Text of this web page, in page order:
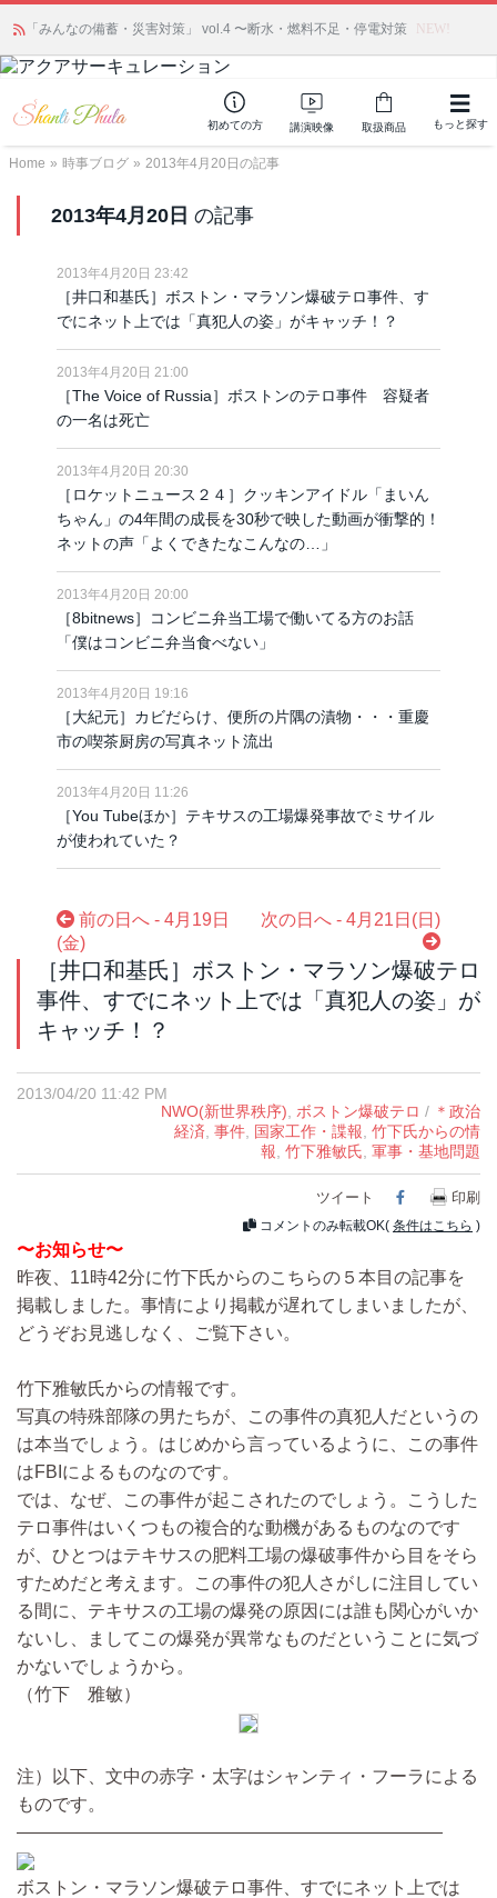
「みんなの備蓄・災害対策」 vol.4 〜断水・燃料不足・停電対策 NEW!
初めての方 講演映像 取扱商品 もっと探す
Home » 時事ブログ » 2013年4月20日の記事
2013年4月20日 の記事
2013年4月20日 23:42
［井口和基氏］ボストン・マラソン爆破テロ事件、す
でにネット上では「真犯人の姿」がキャッチ！？
2013年4月20日 21:00
［The Voice of Russia］ボストンのテロ事件 容疑者
の一名は死亡
2013年4月20日 20:30
［ロケットニュース２４］クッキンアイドル「まいん
ちゃん」の4年間の成長を30秒で映した動画が衝撃的！
ネットの声「よくできたなこんなの…」
2013年4月20日 20:00
［8bitnews］コンビニ弁当工場で働いてる方のお話
「僕はコンビニ弁当食べない」
2013年4月20日 19:16
［大紀元］カビだらけ、便所の片隅の漬物・・・重慶
市の喫茶厨房の写真ネット流出
2013年4月20日 11:26
［You Tubeほか］テキサスの工場爆発事故でミサイル
が使われていた？
前の日へ - 4月19日
(金)
次の日へ - 4月21日(日)
［井口和基氏］ボストン・マラソン爆破テロ
事件、すでにネット上では「真犯人の姿」が
キャッチ！？
2013/04/20 11:42 PM
NWO(新世界秩序)
ボストン爆破テロ / ＊政治
経済 事件 国家工作・諜報 竹下氏からの情
報 竹下雅敏氏 軍事・基地問題
ツイート Facebook
印刷
コメントのみ転載OK( 条件はこちら )
〜お知らせ〜
昨夜、11時42分に竹下氏からのこちらの５本目の記事を
掲載しました。事情により掲載が遅れてしまいましたが、
どうぞお見逃しなく、ご覧下さい。
竹下雅敏氏からの情報です。
写真の特殊部隊の男たちが、この事件の真犯人だというの
は本当でしょう。はじめから言っているように、この事件
はFBIによるものなのです。
では、なぜ、この事件が起こされたのでしょう。こうした
テロ事件はいくつもの複合的な動機があるものなのです
が、ひとつはテキサスの肥料工場の爆破事件から目をそら
すためだと考えます。この事件の犯人さがしに注目してい
る間に、テキサスの工場の爆発の原因には誰も関心がいか
ないし、ましてこの爆発が異常なものだということに気づ
かないでしょうから。
（竹下 雅敏）
注）以下、文中の赤字・太字はシャンティ・フーラによる
ものです。
————————————————————————
ボストン・マラソン爆破テロ事件、すでにネット上では